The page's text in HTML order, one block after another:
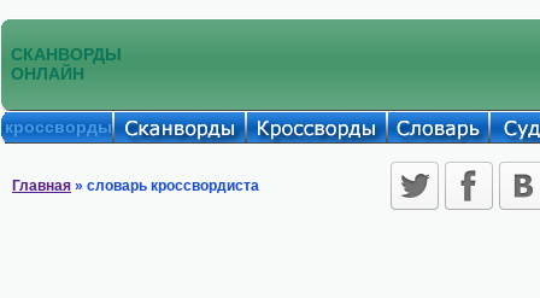
СКАНВОРДЫ
ОНЛАЙН
кроссворды
Главная » словарь кроссвордиста